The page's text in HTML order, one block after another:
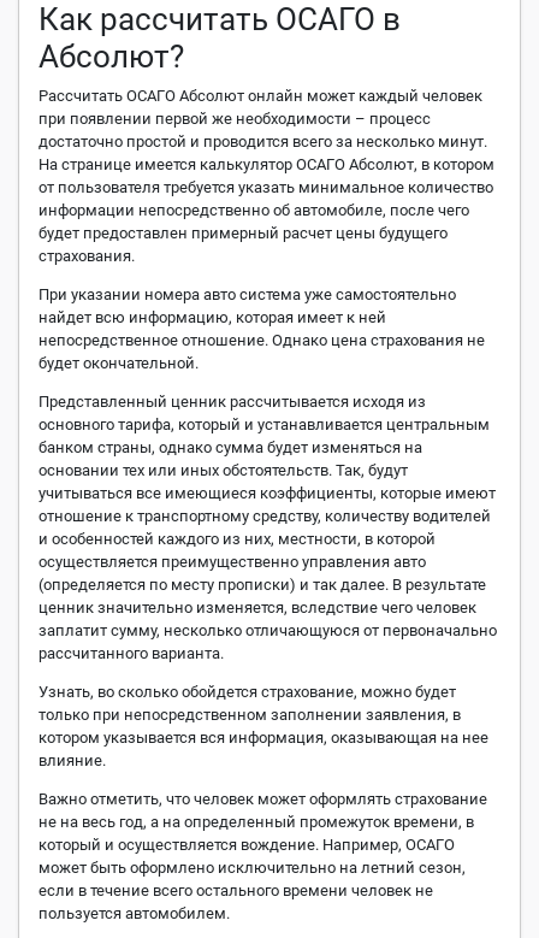
Как рассчитать ОСАГО в
Абсолют?
Рассчитать ОСАГО Абсолют онлайн может каждый человек
при появлении первой же необходимости – процесс
достаточно простой и проводится всего за несколько минут.
На странице имеется калькулятор ОСАГО Абсолют, в котором
от пользователя требуется указать минимальное количество
информации непосредственно об автомобиле, после чего
будет предоставлен примерный расчет цены будущего
страхования.
При указании номера авто система уже самостоятельно
найдет всю информацию, которая имеет к ней
непосредственное отношение. Однако цена страхования не
будет окончательной.
Представленный ценник рассчитывается исходя из
основного тарифа, который и устанавливается центральным
банком страны, однако сумма будет изменяться на
основании тех или иных обстоятельств. Так, будут
учитываться все имеющиеся коэффициенты, которые имеют
отношение к транспортному средству, количеству водителей
и особенностей каждого из них, местности, в которой
осуществляется преимущественно управления авто
(определяется по месту прописки) и так далее. В результате
ценник значительно изменяется, вследствие чего человек
заплатит сумму, несколько отличающуюся от первоначально
рассчитанного варианта.
Узнать, во сколько обойдется страхование, можно будет
только при непосредственном заполнении заявления, в
котором указывается вся информация, оказывающая на нее
влияние.
Важно отметить, что человек может оформлять страхование
не на весь год, а на определенный промежуток времени, в
который и осуществляется вождение. Например, ОСАГО
может быть оформлено исключительно на летний сезон,
если в течение всего остального времени человек не
пользуется автомобилем.